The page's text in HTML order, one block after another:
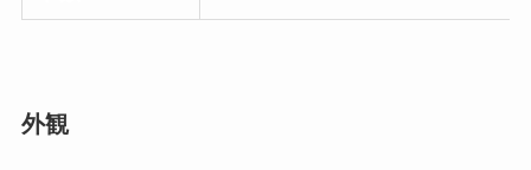
外観